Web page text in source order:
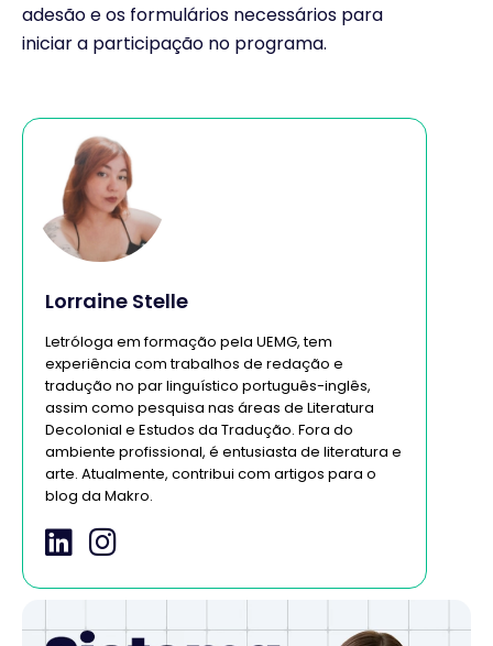
adesão e os formulários necessários para
iniciar a participação no programa.
Lorraine Stelle
Letróloga em formação pela UEMG, tem
experiência com trabalhos de redação e
tradução no par linguístico português-inglês,
assim como pesquisa nas áreas de Literatura
Decolonial e Estudos da Tradução. Fora do
ambiente profissional, é entusiasta de literatura e
arte. Atualmente, contribui com artigos para o
blog da Makro.